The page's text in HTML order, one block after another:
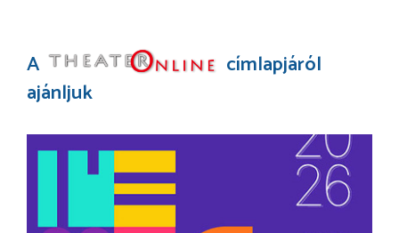
A
címlapjáról
ajánljuk